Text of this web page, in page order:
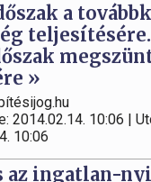
a
»
2014.02.14. 10:06 |
10:06
az ingatlan-